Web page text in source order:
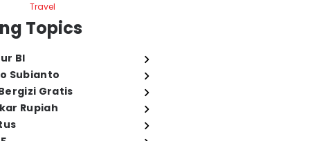
Travel
Topics
BI
Subianto
Gratis
Rupiah